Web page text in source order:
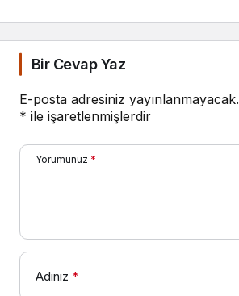
Bir Cevap Yaz
E-posta adresiniz yayınlanmayacak.
* ile işaretlenmişlerdir
Yorumunuz *
Adınız *